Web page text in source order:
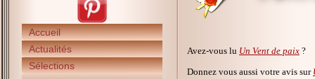
Accueil
Actualités
Sélections
Avez-vous lu Un Vent de paix ?
Donnez vous aussi votre avis sur